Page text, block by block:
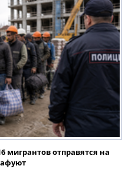
мигрантов отправятся на